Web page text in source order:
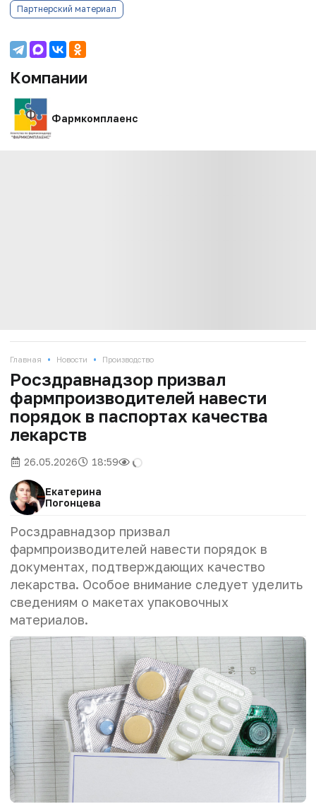
Партнерский материал
Компании
Фармкомплаенс
Главная • Новости • Производство
Росздравнадзор призвал
фармпроизводителей навести
порядок в паспортах качества
лекарств
26.05.2026 18:59
Екатерина
Погонцева
Росздравнадзор призвал
фармпроизводителей навести порядок в
документах, подтверждающих качество
лекарства. Особое внимание следует уделить
сведениям о макетах упаковочных
материалов.